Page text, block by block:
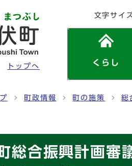
トップへ
文字サイ
くらし
町政情報 町の施策 総
総合振興計画